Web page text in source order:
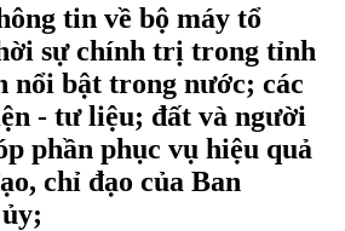
tin về bộ máy tổ
sự chính trị trong tỉnh
nổi bật trong nước; các
- tư liệu; đất và người
phần phục vụ hiệu quả
chỉ đạo của Ban